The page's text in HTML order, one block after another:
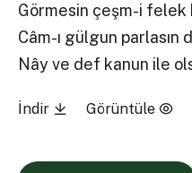
Görmesin çeşm-i
Câm-ı gülgun
Nây ve def kanun ile
İndir Görüntüle